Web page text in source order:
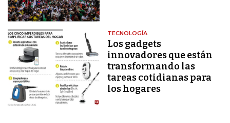
TECNOLOGÍA
Los gadgets
innovadores que están
transformando las
tareas cotidianas para
los hogares